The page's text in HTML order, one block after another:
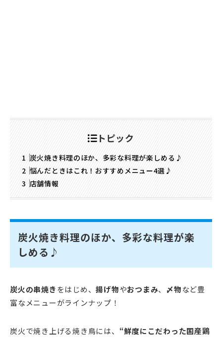
トピック
炭火焼き料理のほか、多彩な料理が楽しめる♪
悩んだときはこれ！おすすめメニュー4選♪
店舗情報
炭火焼き料理のほか、多彩な料理が楽
しめる♪
炭火の串焼きをはじめ、揚げ物やおつまみ、 〆物など豊
富なメニューがラインナップ！
炭火で焼き上げる焼き鳥には、 “鮮度にこだわった国産鶏